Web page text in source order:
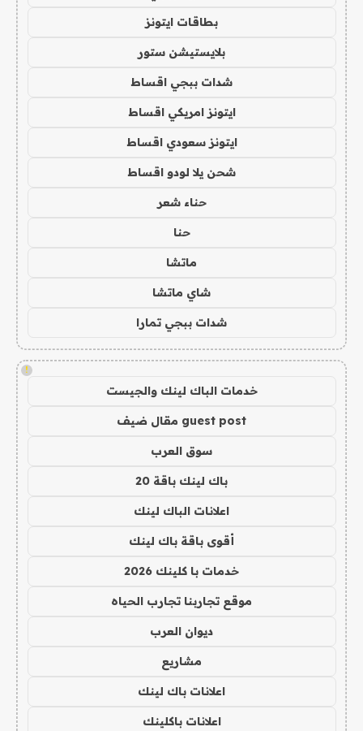
بطاقات ايتونز
بلايستيشن ستور
شدات ببجي اقساط
ايتونز امريكي اقساط
ايتونز سعودي اقساط
شحن يلا لودو اقساط
حناء شعر
حنا
ماتشا
شاي ماتشا
شدات ببجي تمارا
!
خدمات الباك لينك والجيست
guest post مقال ضيف
سوق العرب
باك لينك باقة 20
اعلانات الباك لينك
أقوى باقة باك لينك
خدمات با كلينك 2026
موقع تجاربنا تجارب الحياه
ديوان العرب
مشاريع
اعلانات باك لينك
اعلانات باكلينك